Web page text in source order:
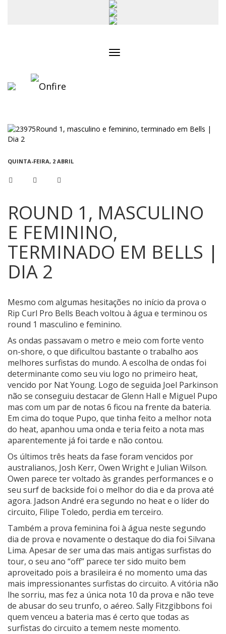
QUINTA-FEIRA, 2 ABRIL
ROUND 1, MASCULINO
E FEMININO,
TERMINADO EM BELLS |
DIA 2
Mesmo com algumas hesitações no início da prova o
Rip Curl Pro Bells Beach voltou à água e terminou os
round 1 masculino e feminino.
As ondas passavam o metro e meio com forte vento
on-shore, o que dificultou bastante o trabalho aos
melhores surfistas do mundo. A escolha de ondas foi
determinante como seu viu logo no primeiro heat,
vencido por Nat Young. Logo de seguida Joel Parkinson
não se conseguiu destacar de Glenn Hall e Miguel Pupo
mas com um par de notas 6 ficou na frente da bateria.
Em cima do toque Pupo, que tinha feito a melhor nota
do heat, apanhou uma onda e teria feito a nota mas
aparentemente já foi tarde e não contou.
Os últimos três heats da fase foram vencidos por
australianos, Josh Kerr, Owen Wright e Julian Wilson.
Owen parece ter voltado às grandes performances e o
seu surf de backside foi o melhor do dia e da prova até
agora. Jadson André era segundo no heat e o líder do
circuito, Filipe Toledo, perdia em terceiro.
Também a prova feminina foi à água neste segundo
dia de prova e novamente o destaque do dia foi Silvana
Lima. Apesar de ser uma das mais antigas surfistas do
tour, o seu ano “off” parece ter sido muito bem
aproveitado pois a brasileira é no momento uma das
mais impressionantes surfistas do circuito. A vitória não
lhe sorriu, mas fez a única nota 10 da prova e não teve
de abusar do seu trunfo, o aéreo. Sally Fitzgibbons foi
quem venceu a bateria mas é certo que todas as
surfistas do circuito a temem neste momento.